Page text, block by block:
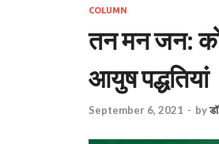
COLUMN
तन मन जन:
आयुष पद्धतियां
September 6, 2021 - by